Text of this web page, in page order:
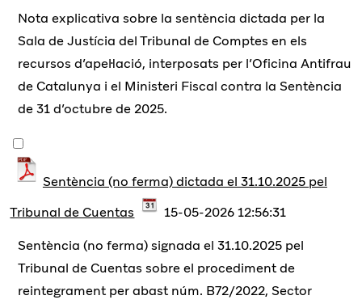
Nota explicativa sobre la sentència dictada per la
Sala de Justícia del Tribunal de Comptes en els
recursos d’apel·lació, interposats per l’Oficina Antifrau
de Catalunya i el Ministeri Fiscal contra la Sentència
de 31 d’octubre de 2025.
Sentència (no ferma) dictada el 31.10.2025 pel
Tribunal de Cuentas
15-05-2026 12:56:31
Sentència (no ferma) signada el 31.10.2025 pel
Tribunal de Cuentas sobre el procediment de
reintegrament per abast núm. B72/2022, Sector